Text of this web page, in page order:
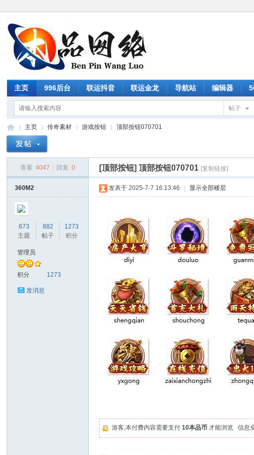
主页 996后台 联运抖音 联运金龙 导航站 编辑器
帖子
主页
›
传奇素材
›
游戏按钮
›
顶部按钮070701
查看: 4047 回复: 0 [顶部按钮]顶部按钮070701 [复制链接]
360M2
873
主题
882
帖子
1273
积分
管理员
积分 1273
发消息
发表于 2025-7-7 16:13:46 显示全部楼层
游客,本付费内容需要支付10本品币 才能浏览 信息